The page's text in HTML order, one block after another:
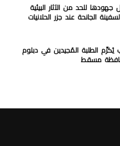
للحد من الآثار البيئية
الجانحة عند جزر الحلانيات
الطلبة المُجيدين في دبلوم
مسقط